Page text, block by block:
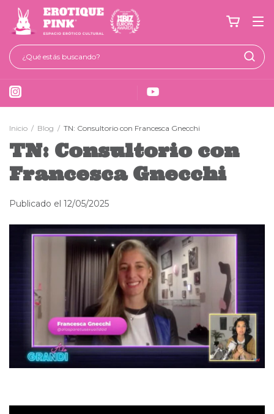
Inicio / Blog / TN: Consultorio con Francesca Gnecchi
TN: Consultorio con
Francesca Gnecchi
Publicado el 12/05/2025